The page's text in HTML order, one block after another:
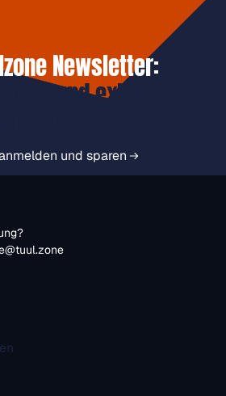
Newsletter:
und exklusive
und sparen